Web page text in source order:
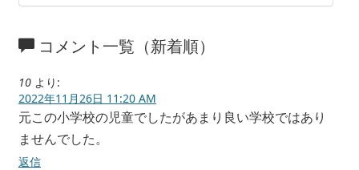
コメント一覧（新着順）
10 より:
2022年11月26日 11:20 AM
元この小学校の児童でしたがあまり良い学校ではあり
ませんでした。
返信